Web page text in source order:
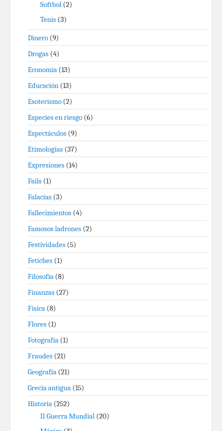
Softbol (2)
Tenis (3)
Dinero (9)
Drogas (4)
Economía (13)
Educación (13)
Esoterismo (2)
Especies en riesgo (6)
Espectáculos (9)
Etimologías (37)
Expresiones (14)
Fails (1)
Falacias (3)
Fallecimientos (4)
Famosos ladrones (2)
Festividades (5)
Fetiches (1)
Filosofía (8)
Finanzas (27)
Física (8)
Flores (1)
Fotografía (1)
Fraudes (21)
Geografía (21)
Grecia antigua (15)
Historia (252)
II Guerra Mundial (20)